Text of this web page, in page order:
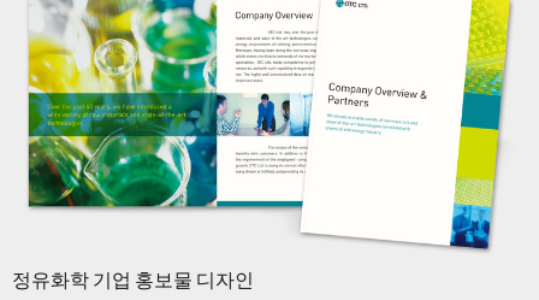
정유화학 기업 홍보물 디자인